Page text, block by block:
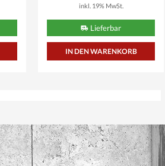
inkl. 19% MwSt.
Lieferbar